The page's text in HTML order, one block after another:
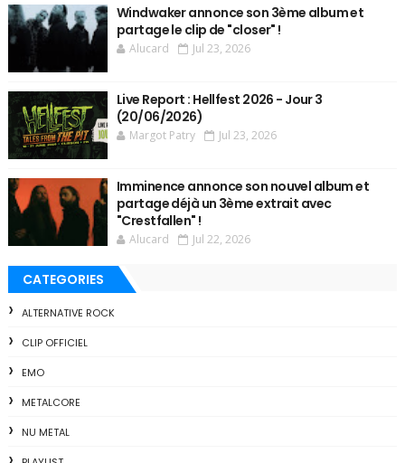
Windwaker annonce son 3ème album et
partage le clip de "closer" !
Alucard Jul 23, 2026
Live Report : Hellfest 2026 - Jour 3
(20/06/2026)
Margot Patry Jul 23, 2026
Imminence annonce son nouvel album et
partage déjà un 3ème extrait avec
"Crestfallen" !
Alucard Jul 22, 2026
CATEGORIES
ALTERNATIVE ROCK
CLIP OFFICIEL
EMO
METALCORE
NU METAL